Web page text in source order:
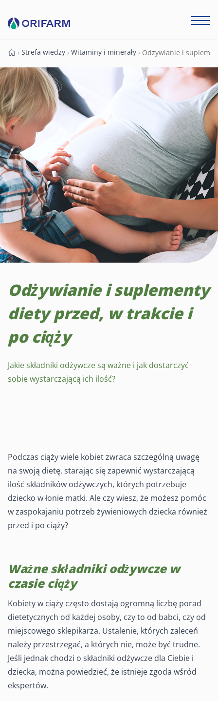
Strona główna
› Strefa wiedzy › Witaminy i minerały › Odżywianie i
Odżywianie i suplementy
diety przed, w trakcie i
po ciąży
Jakie składniki odżywcze są ważne i jak dostarczyć
sobie wystarczającą ich ilość?
Podczas ciąży wiele kobiet zwraca szczególną uwagę
na swoją dietę, starając się zapewnić wystarczającą
ilość składników odżywczych, których potrzebuje
dziecko w łonie matki. Ale czy wiesz, że możesz pomóc
w zaspokajaniu potrzeb żywieniowych dziecka również
przed i po ciąży?
Ważne składniki odżywcze w
czasie ciąży
Kobiety w ciąży często dostają ogromną liczbę porad
dietetycznych od każdej osoby, czy to od babci, czy od
miejscowego sklepikarza. Ustalenie, których zaleceń
należy przestrzegać, a których nie, może być trudne.
Jeśli jednak chodzi o składniki odżywcze dla Ciebie i
dziecka, można powiedzieć, że istnieje zgoda wśród
ekspertów.